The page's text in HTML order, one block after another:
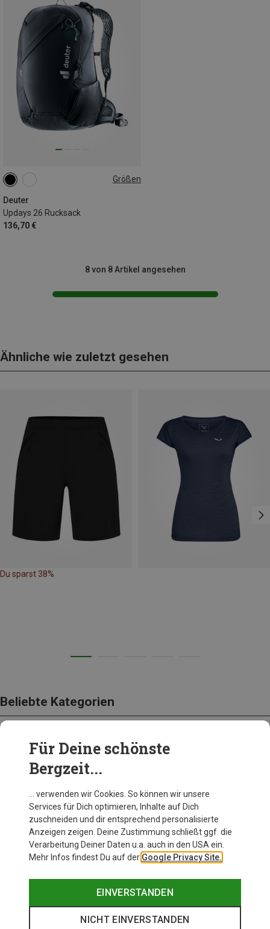
Größen
Deuter
Updays 26 Rucksack
136,70 €
26L
8 von 8 Artikel angesehen
Ähnliche wie zuletzt gesehen
Du sparst 38%
Beliebte Kategorien
BEKLEIDUNG
Für Deine schönste
Bergzeit...
… verwenden wir Cookies. So können wir unsere
Services für Dich optimieren, Inhalte auf Dich
zuschneiden und dir entsprechend personalisierte
Anzeigen zeigen. Deine Zustimmung schließt ggf. die
Verarbeitung Deiner Daten u.a. auch in den USA ein.
Mehr Infos findest Du auf der Google Privacy Site.
EINVERSTANDEN
NICHT EINVERSTANDEN